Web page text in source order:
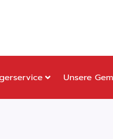
Unsere